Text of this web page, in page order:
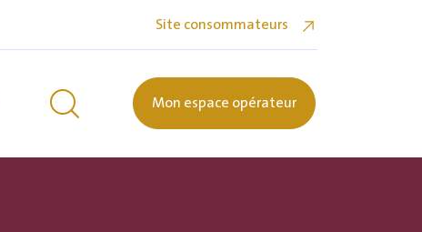
Site consommateurs
Mon espace opérateur